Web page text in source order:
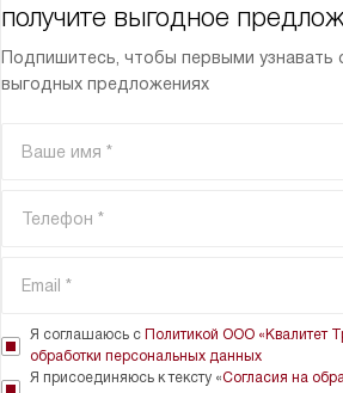
получите выгодное
Подпишитесь, чтобы первыми узнавать
выгодных предложениях
Я соглашаюсь с Политикой ООО «Квалитет
обработки персональных данных
Я присоединяюсь к тексту «Согласия на